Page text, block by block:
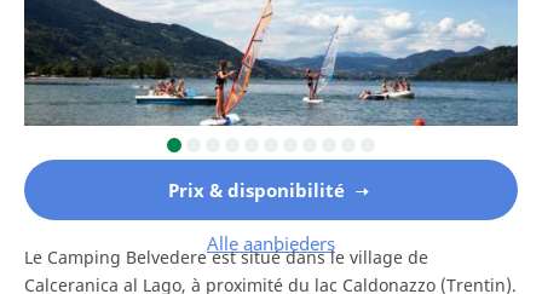
Prix & disponibilité
Alle aanbieders
Le Camping Belvedere est situé dans le village de
Calceranica al Lago, à proximité du lac Caldonazzo (Trentin).